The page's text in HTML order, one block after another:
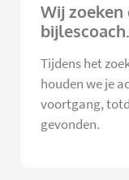
Wij zoeken
bijlescoach.
Tijdens het
houden we je
voortgang,
gevonden.